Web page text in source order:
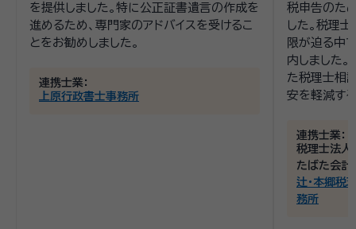
を提供しました。特に公正証書遺言の作成を
進めるため、専門家のアドバイスを受けるこ
とをお勧めしました。
連携士業：
上原行政書士事務所
税申告のた
した。税理
限が迫る中
内しました
た税理士相
安を軽減す
連携士業：
税理士法人
たばた会計
辻・本郷税
務所